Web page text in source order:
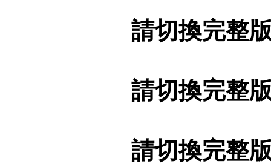
請切換完整
請切換完整
請切換完整